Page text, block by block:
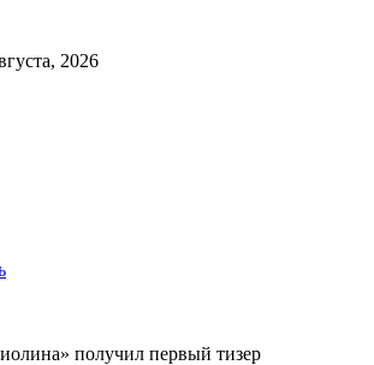
2026
получил первый тизер